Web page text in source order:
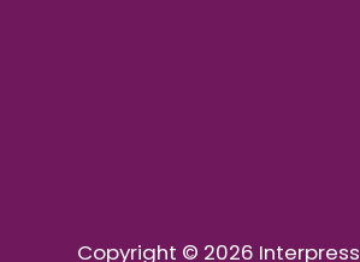
Copyright © 2026 Interpress